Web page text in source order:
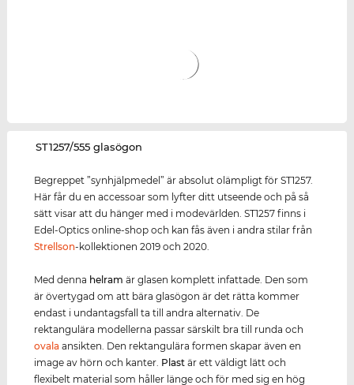
‌ST1257/555 glasögon
Begreppet ”synhjälpmedel” är absolut olämpligt för ST1257.
Här får du en accessoar som lyfter ditt utseende och på så
sätt visar att du hänger med i modevärlden. ST1257 finns i
Edel-Optics online-shop och kan fås även i andra stilar från
Strellson-kollektionen 2019 och 2020.
Med denna helram är glasen komplett infattade. Den som
är övertygad om att bära glasögon är det rätta kommer
endast i undantagsfall ta till andra alternativ. De
rektangulära modellerna passar särskilt bra till runda och
ovala ansikten. Den rektangulära formen skapar även en
image av hörn och kanter. Plast är ett väldigt lätt och
flexibelt material som håller länge och för med sig en hög